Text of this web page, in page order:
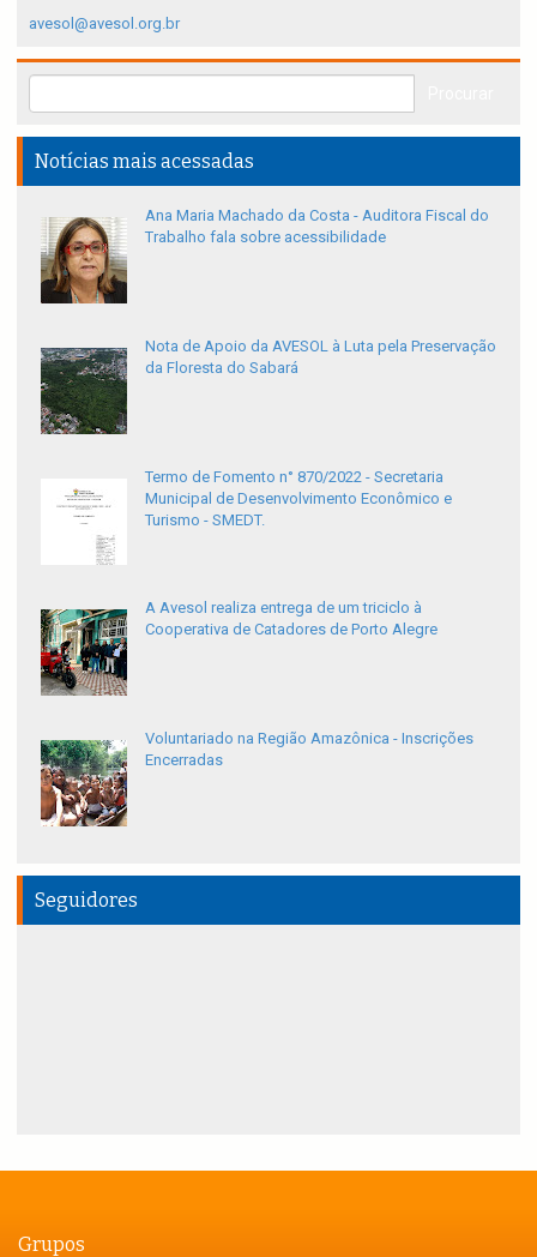
avesol@avesol.org.br
Notícias mais acessadas
Ana Maria Machado da Costa - Auditora Fiscal do
Trabalho fala sobre acessibilidade
Nota de Apoio da AVESOL à Luta pela Preservação
da Floresta do Sabará
Termo de Fomento n° 870/2022 - Secretaria
Municipal de Desenvolvimento Econômico e
Turismo - SMEDT.
A Avesol realiza entrega de um triciclo à
Cooperativa de Catadores de Porto Alegre
Voluntariado na Região Amazônica - Inscrições
Encerradas
Seguidores
Grupos